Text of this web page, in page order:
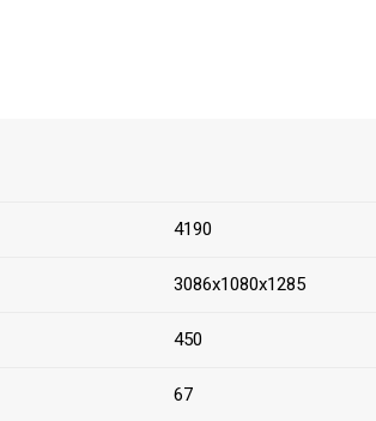
4190
3086х1080х1285
450
67